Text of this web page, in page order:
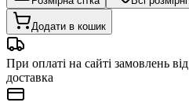
Додати в кошик
При оплаті на сайті замовлень
доставка